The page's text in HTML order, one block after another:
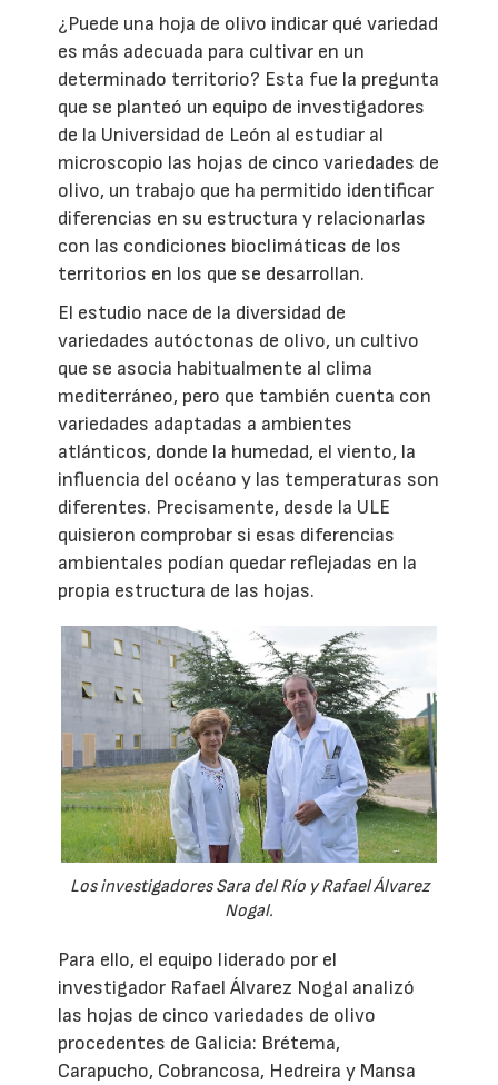
¿Puede una hoja de olivo indicar qué variedad
es más adecuada para cultivar en un
determinado territorio? Esta fue la pregunta
que se planteó un equipo de investigadores
de la Universidad de León al estudiar al
microscopio las hojas de cinco variedades de
olivo, un trabajo que ha permitido identificar
diferencias en su estructura y relacionarlas
con las condiciones bioclimáticas de los
territorios en los que se desarrollan.
El estudio nace de la diversidad de
variedades autóctonas de olivo, un cultivo
que se asocia habitualmente al clima
mediterráneo, pero que también cuenta con
variedades adaptadas a ambientes
atlánticos, donde la humedad, el viento, la
influencia del océano y las temperaturas son
diferentes. Precisamente, desde la ULE
quisieron comprobar si esas diferencias
ambientales podían quedar reflejadas en la
propia estructura de las hojas.
Los investigadores Sara del Río y Rafael Álvarez
Nogal.
Para ello, el equipo liderado por el
investigador Rafael Álvarez Nogal analizó
las hojas de cinco variedades de olivo
procedentes de Galicia: Brétema,
Carapucho, Cobrancosa, Hedreira y Mansa